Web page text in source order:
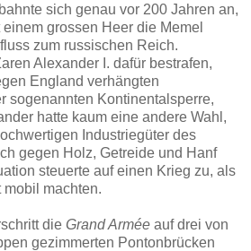
sich genau vor 200 Jahren an,
grossen Heer die Memel
zum russischen Reich.
Alexander I. dafür bestrafen,
England verhängten
sogenannten Kontinentalsperre,
hatte kaum eine andere Wahl,
Industriegüter des
gegen Holz, Getreide und Hanf
steuerte auf einen Krieg zu, als
mobil machten.
die Grand Armée auf drei von
gezimmerten Pontonbrücken